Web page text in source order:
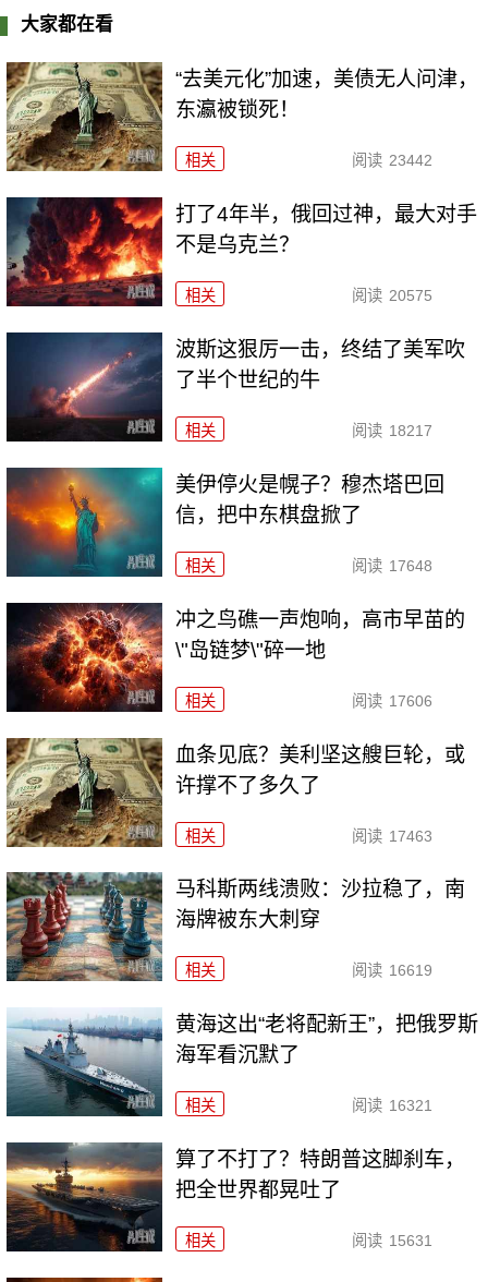
大家都在看
“去美元化”加速，美债无人问津，
东瀛被锁死！
相关 阅读 23442
打了4年半，俄回过神，最大对手
不是乌克兰？
相关 阅读 20575
波斯这狠厉一击，终结了美军吹
了半个世纪的牛
相关 阅读 18217
美伊停火是幌子？穆杰塔巴回
信，把中东棋盘掀了
相关 阅读 17648
冲之鸟礁一声炮响，高市早苗的
\"岛链梦\"碎一地
相关 阅读 17606
血条见底？美利坚这艘巨轮，或
许撑不了多久了
相关 阅读 17463
马科斯两线溃败：沙拉稳了，南
海牌被东大刺穿
相关 阅读 16619
黄海这出“老将配新王”，把俄罗斯
海军看沉默了
相关 阅读 16321
算了不打了？特朗普这脚刹车，
把全世界都晃吐了
相关 阅读 15631